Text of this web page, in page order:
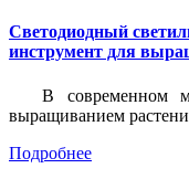
Светодиодный
инструмент для
В современном
выращиванием
Подробнее